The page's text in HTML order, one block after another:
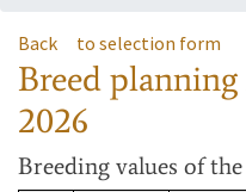
Back to selection form
Breed
2026
Breeding values of